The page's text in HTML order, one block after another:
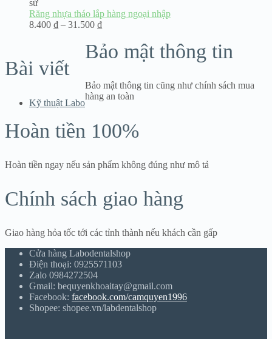
sứ
Răng nhựa tháo lắp hàng ngoại nhập
8.400 ₫ – 31.500 ₫Khoảng
từ
8.400 ₫
Bài viết
Kỹ thuật Labo
Bảo mật thông tin
Bảo mật thông tin cũng như chính sách mua
hàng an toàn
Hoàn tiền 100%
Hoàn tiền ngay nếu sản phẩm không đúng như mô tả
Chính sách giao hàng
Giao hàng hỏa tốc tới các tỉnh thành nếu khách cần gấp
Cửa hàng Labodentalshop
Điện thoại: 0925571103
Zalo 0984272504
Gmail: bequyenkhoaitay@gmail.com
Facebook: facebook.com/camquyen1996
Shopee: shopee.vn/labdentalshop